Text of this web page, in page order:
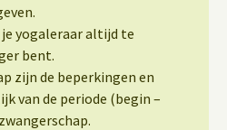
yogaleraar altijd te
bent.
zijn de beperkingen en
van de periode (begin –